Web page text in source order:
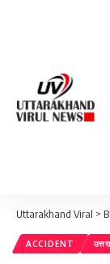
Uttarakhand Viral >
ACCIDENT